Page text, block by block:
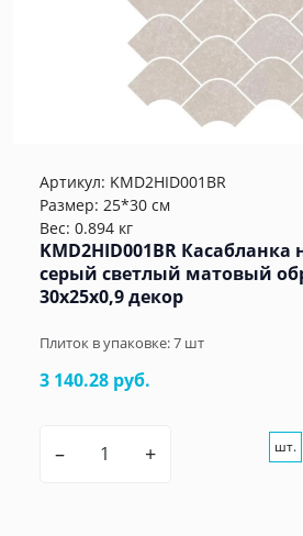
Артикул: KMD2HID001BR
Размер: 25*30 см
Вес: 0.894 кг
KMD2HID001BR
серый светлый матовый
30x25x0,9 декор
Плиток в упаковке:7 шт
3 140.28 руб.
– + шт.